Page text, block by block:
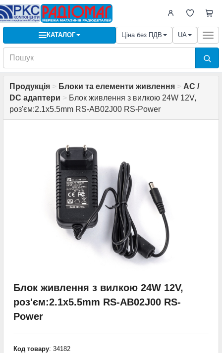
КАТАЛОГ Ціна без ПДВ UA
Продукція > Блоки та елементи живлення > AC /
DC адаптери > Блок живлення з вилкою 24W 12V,
роз'єм:2.1x5.5mm RS-AB02J00 RS-Power
Блок живлення з вилкою 24W 12V,
роз'єм:2.1x5.5mm RS-AB02J00 RS-
Power
Код товару: 34182